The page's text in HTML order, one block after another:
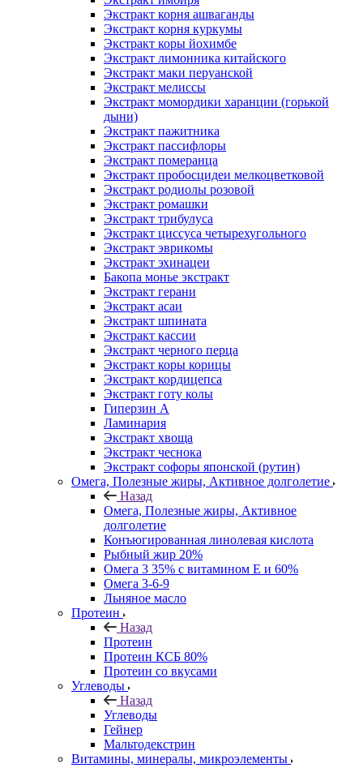
Экстракт корня ашваганды
Экстракт корня куркумы
Экстракт коры йохимбе
Экстракт лимонника китайского
Экстракт маки перуанской
Экстракт мелиссы
Экстракт момордики харанции (горькой
дыни)
Экстракт пажитника
Экстракт пассифлоры
Экстракт померанца
Экстракт пробосцидеи мелкоцветковой
Экстракт родиолы розовой
Экстракт ромашки
Экстракт трибулуса
Экстракт циссуса четырехугольного
Экстракт эврикомы
Экстракт эхинацеи
Бакопа монье экстракт
Экстракт герани
Экстракт асаи
Экстракт шпината
Экстракт кассии
Экстракт черного перца
Экстракт коры корицы
Экстракт кордицепса
Экстракт готу колы
Гиперзин А
Ламинария
Экстракт хвоща
Экстракт чеснока
Экстракт софоры японской (рутин)
Омега, Полезные жиры, Активное долголетие
Назад
Омега, Полезные жиры, Активное
долголетие
Конъюгированная линолевая кислота
Рыбный жир 20%
Омега 3 35% с витамином Е и 60%
Омега 3-6-9
Льняное масло
Протеин
Назад
Протеин
Протеин КСБ 80%
Протеин со вкусами
Углеводы
Назад
Углеводы
Гейнер
Мальтодекстрин
Витамины, минералы, микроэлементы